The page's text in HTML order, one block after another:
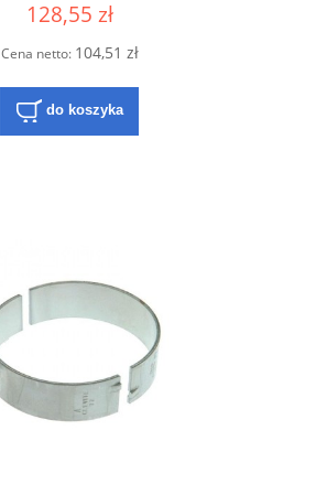
128,55 zł
Cena netto: 104,51 zł
do koszyka